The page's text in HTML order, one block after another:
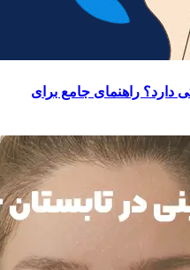
دارد؟ راهنمای جامع برای